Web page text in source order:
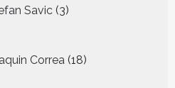
Savic 3
producten
Correa 18
producten